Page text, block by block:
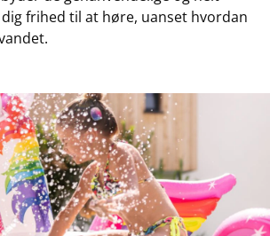
frihed til at høre, uanset hvordan